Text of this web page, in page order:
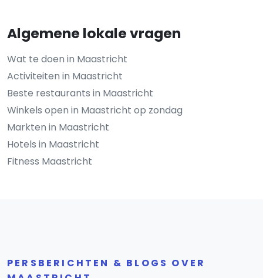
Algemene lokale vragen
Wat te doen in Maastricht
Activiteiten in Maastricht
Beste restaurants in Maastricht
Winkels open in Maastricht op zondag
Markten in Maastricht
Hotels in Maastricht
Fitness Maastricht
PERSBERICHTEN & BLOGS OVER